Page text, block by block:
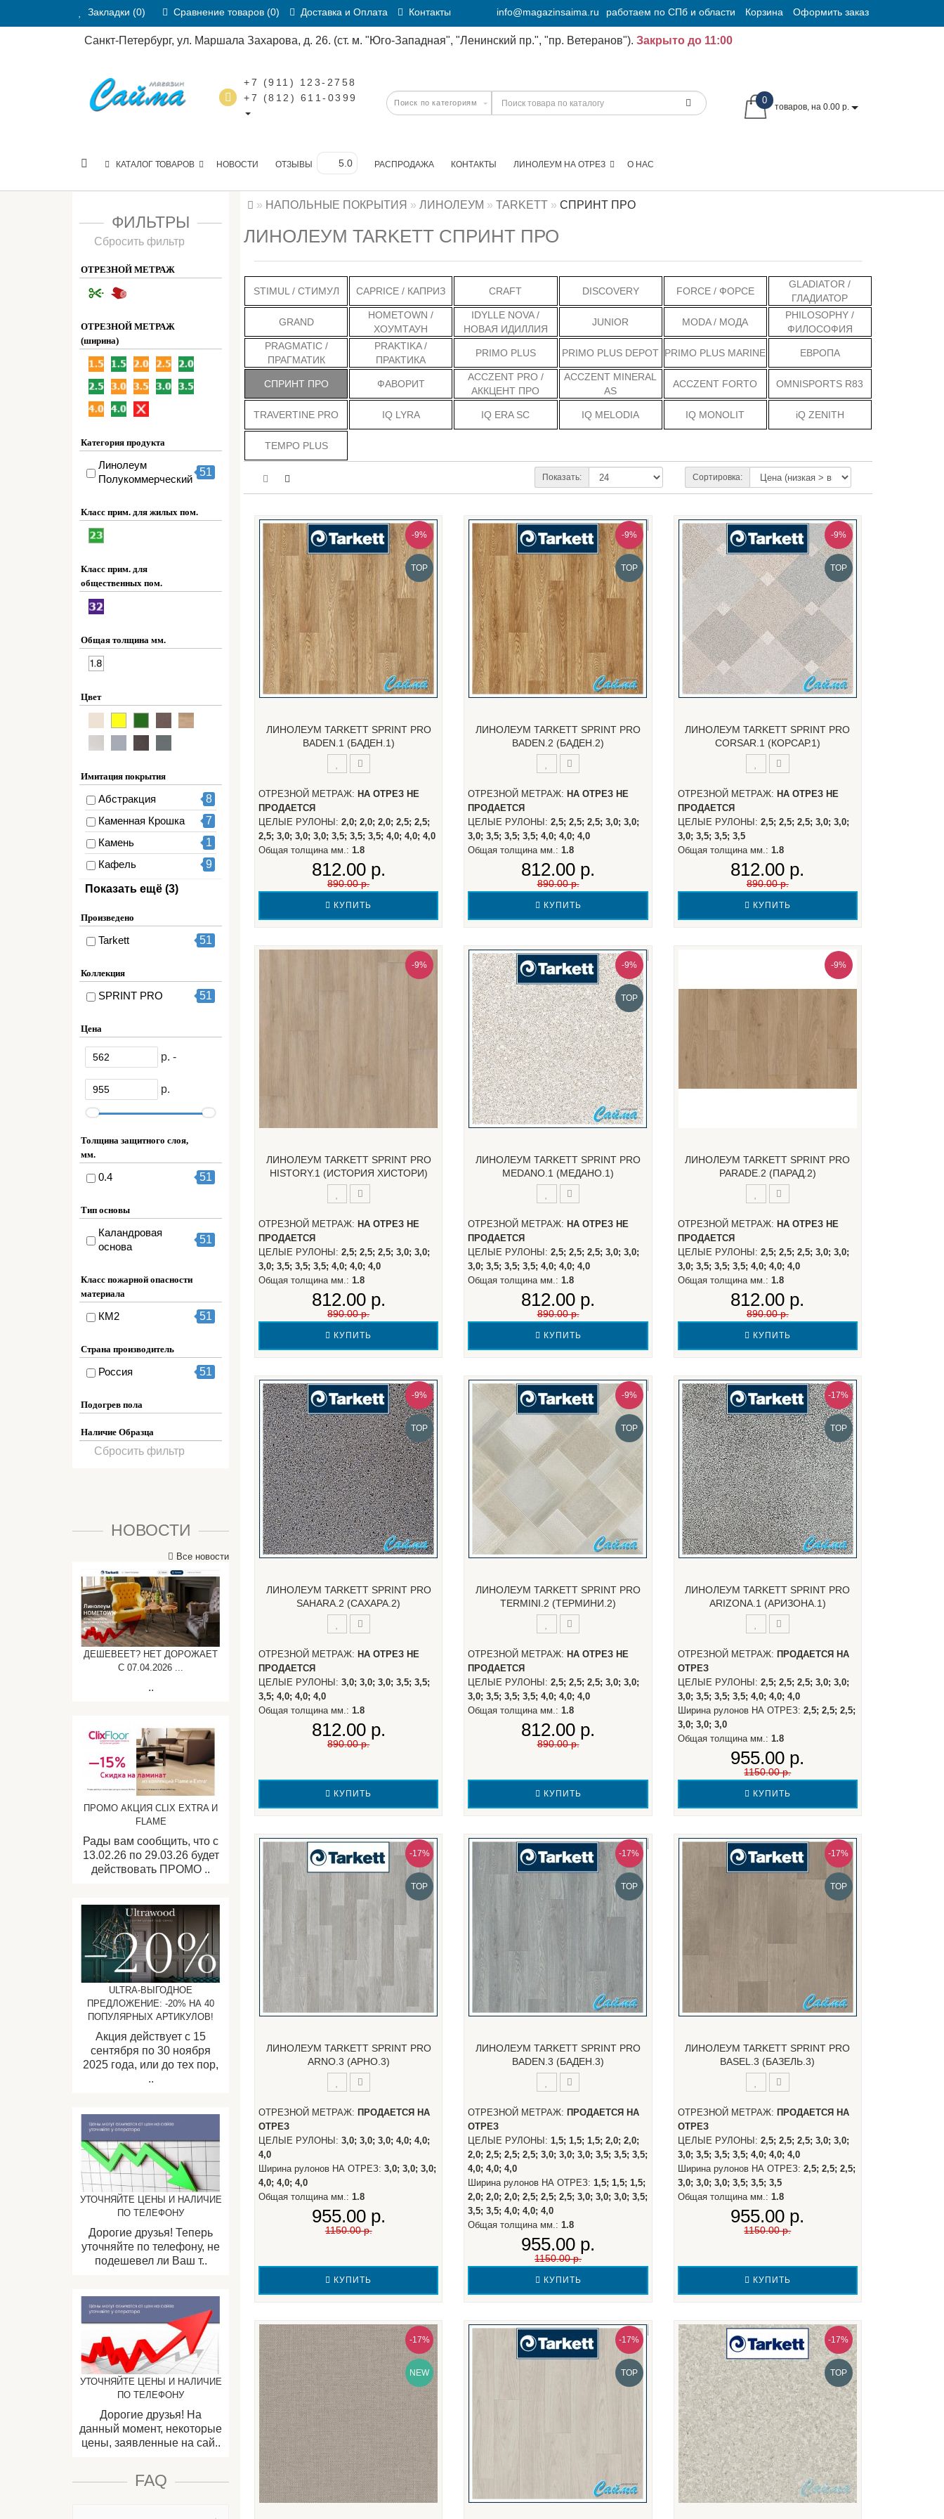
Закладки (0) Сравнение товаров (0) Доставка и Оплата Контакты info@magazinsaima.ru работаем по СПб и области Корзина Оформить заказ
Санкт-Петербург, ул. Маршала Захарова, д. 26. (ст. м. "Юго-Западная", "Ленинский пр.", "пр. Ветеранов"). Закрыто до 11:00
+7 (911) 123-2758
+7 (812) 611-0399
0
товаров, на 0.00 р.
КАТАЛОГ ТОВАРОВ НОВОСТИ ОТЗЫВЫ РАСПРОДАЖА КОНТАКТЫ О НАС
ЛИНОЛЕУМ НА ОТРЕЗ
ФИЛЬТРЫ
Сбросить фильтр
ОТРЕЗНОЙ МЕТРАЖ
ОТРЕЗНОЙ МЕТРАЖ
(ширина)
Категория продукта
Линолеум
Полукоммерческий
51
Класс прим. для жилых пом.
Класс прим. для
общественных пом.
Общая толщина мм.
Цвет
Имитация покрытия
Абстракция
8
Каменная Крошка
7
Камень
1
Кафель
9
Паркетная Доска
Ткань
1
Показать ещё (3)
Произведено
Tarkett 51
Коллекция
SPRINT PRO 51
Цена
р. -
р.
Толщина защитного слоя,
мм.
0.4 51
Тип основы
Каландровая
основа
51
Класс пожарной опасности
материала
КМ2 51
Страна производитель
Россия 51
Подогрев пола
Наличие Образца
Сбросить фильтр
НОВОСТИ
Все новости
ДЕШЕВЕЕТ? НЕТ ДОРОЖАЕТ
C 07.04.2026 ...
..
ПРОМО АКЦИЯ CLIX EXTRA И
FLAME
Рады вам сообщить, что с
13.02.26 по 29.03.26 будет
действовать ПРОМО ..
ULTRA-ВЫГОДНОЕ
ПРЕДЛОЖЕНИЕ: -20% НА 40
ПОПУЛЯРНЫХ АРТИКУЛОВ!
Акция действует с 15
сентября по 30 ноября
2025 года, или до тех пор,
..
УТОЧНЯЙТЕ ЦЕНЫ И НАЛИЧИЕ
ПО ТЕЛЕФОНУ
Дорогие друзья! Теперь
уточняйте по телефону, не
подешевел ли Ваш т..
УТОЧНЯЙТЕ ЦЕНЫ И НАЛИЧИЕ
ПО ТЕЛЕФОНУ
Дорогие друзья! На
данный момент, некоторые
цены, заявленные на сай..
FAQ
НАПОЛЬНЫЕ ПОКРЫТИЯ ЛИНОЛЕУМ TARKETT СПРИНТ ПРО
ЛИНОЛЕУМ TARKETT СПРИНТ ПРО
STIMUL / СТИМУЛ CAPRICE / КАПРИЗ CRAFT DISCOVERY FORCE / ФОРСЕ
GLADIATOR /
ГЛАДИАТОР
GRAND
HOMETOWN /
ХОУМТАУН
IDYLLE NOVA /
НОВАЯ ИДИЛЛИЯ
JUNIOR MODA / МОДА
PHILOSOPHY /
ФИЛОСОФИЯ
PRAGMATIC /
ПРАГМАТИК
PRAKTIKA /
ПРАКТИКА
PRIMO PLUS PRIMO PLUS DEPOT PRIMO PLUS MARINE ЕВРОПА
СПРИНТ ПРО ФАВОРИТ
ACCZENT PRO /
АККЦЕНТ ПРО
ACCZENT MINERAL
AS
ACCZENT FORTO OMNISPORTS R83
TRAVERTINE PRO IQ LYRA IQ ERA SC IQ MELODIA IQ MONOLIT iQ ZENITH
TEMPO PLUS
Сортировка:
Показать:
-9%
TOP
ЛИНОЛЕУМ TARKETT SPRINT PRO
BADEN.1 (БАДЕН.1)
ОТРЕЗНОЙ МЕТРАЖ: НА ОТРЕЗ НЕ
ПРОДАЕТСЯ
ЦЕЛЫЕ РУЛОНЫ:2,0; 2,0; 2,0; 2,5; 2,5;
2,5; 3,0; 3,0; 3,0; 3,5; 3,5; 3,5; 4,0; 4,0; 4,0
Общая толщина мм.:1.8
812.00 р.
890.00 р.
КУПИТЬ
-9%
TOP
ЛИНОЛЕУМ TARKETT SPRINT PRO
BADEN.2 (БАДЕН.2)
ОТРЕЗНОЙ МЕТРАЖ: НА ОТРЕЗ НЕ
ПРОДАЕТСЯ
ЦЕЛЫЕ РУЛОНЫ:2,5; 2,5; 2,5; 3,0; 3,0;
3,0; 3,5; 3,5; 3,5; 4,0; 4,0; 4,0
Общая толщина мм.:1.8
812.00 р.
890.00 р.
КУПИТЬ
-9%
TOP
ЛИНОЛЕУМ TARKETT SPRINT PRO
CORSAR.1 (КОРСАР.1)
ОТРЕЗНОЙ МЕТРАЖ: НА ОТРЕЗ НЕ
ПРОДАЕТСЯ
ЦЕЛЫЕ РУЛОНЫ: 2,5; 2,5; 2,5; 3,0; 3,0;
3,0; 3,5; 3,5; 3,5
Общая толщина мм.: 1.8
812.00 р.
890.00 р.
КУПИТЬ
-9%
ЛИНОЛЕУМ TARKETT SPRINT PRO
HISTORY.1 (ИСТОРИЯ ХИСТОРИ)
ОТРЕЗНОЙ МЕТРАЖ: НА ОТРЕЗ НЕ
ПРОДАЕТСЯ
ЦЕЛЫЕ РУЛОНЫ:2,5; 2,5; 2,5; 3,0; 3,0;
3,0; 3,5; 3,5; 3,5; 4,0; 4,0; 4,0
Общая толщина мм.:1.8
812.00 р.
890.00 р.
КУПИТЬ
-9%
TOP
ЛИНОЛЕУМ TARKETT SPRINT PRO
MEDANO.1 (МЕДАНО.1)
ОТРЕЗНОЙ МЕТРАЖ: НА ОТРЕЗ НЕ
ПРОДАЕТСЯ
ЦЕЛЫЕ РУЛОНЫ:2,5; 2,5; 2,5; 3,0; 3,0;
3,0; 3,5; 3,5; 3,5; 4,0; 4,0; 4,0
Общая толщина мм.:1.8
812.00 р.
890.00 р.
КУПИТЬ
-9%
ЛИНОЛЕУМ TARKETT SPRINT PRO
PARADE.2 (ПАРАД.2)
ОТРЕЗНОЙ МЕТРАЖ: НА ОТРЕЗ НЕ
ПРОДАЕТСЯ
ЦЕЛЫЕ РУЛОНЫ: 2,5; 2,5; 2,5; 3,0; 3,0;
3,0; 3,5; 3,5; 3,5; 4,0; 4,0; 4,0
Общая толщина мм.: 1.8
812.00 р.
890.00 р.
КУПИТЬ
-9%
TOP
ЛИНОЛЕУМ TARKETT SPRINT PRO
SAHARA.2 (САХАРА.2)
ОТРЕЗНОЙ МЕТРАЖ: НА ОТРЕЗ НЕ
ПРОДАЕТСЯ
ЦЕЛЫЕ РУЛОНЫ:3,0; 3,0; 3,0; 3,5; 3,5;
3,5; 4,0; 4,0; 4,0
Общая толщина мм.:1.8
812.00 р.
890.00 р.
КУПИТЬ
-9%
TOP
ЛИНОЛЕУМ TARKETT SPRINT PRO
TERMINI.2 (ТЕРМИНИ.2)
ОТРЕЗНОЙ МЕТРАЖ: НА ОТРЕЗ НЕ
ПРОДАЕТСЯ
ЦЕЛЫЕ РУЛОНЫ:2,5; 2,5; 2,5; 3,0; 3,0;
3,0; 3,5; 3,5; 3,5; 4,0; 4,0; 4,0
Общая толщина мм.:1.8
812.00 р.
890.00 р.
КУПИТЬ
-17%
TOP
ЛИНОЛЕУМ TARKETT SPRINT PRO
ARIZONA.1 (АРИЗОНА.1)
ОТРЕЗНОЙ МЕТРАЖ: ПРОДАЕТСЯ НА
ОТРЕЗ
ЦЕЛЫЕ РУЛОНЫ: 2,5; 2,5; 2,5; 3,0; 3,0;
3,0; 3,5; 3,5; 3,5; 4,0; 4,0; 4,0
Ширина рулонов НА ОТРЕЗ: 2,5; 2,5; 2,5;
3,0; 3,0; 3,0
Общая толщина мм.: 1.8
955.00 р.
1150.00 р.
КУПИТЬ
-17%
TOP
ЛИНОЛЕУМ TARKETT SPRINT PRO
ARNO.3 (АРНО.3)
ОТРЕЗНОЙ МЕТРАЖ: ПРОДАЕТСЯ НА
ОТРЕЗ
ЦЕЛЫЕ РУЛОНЫ:3,0; 3,0; 3,0; 4,0; 4,0;
4,0
Ширина рулонов НА ОТРЕЗ:3,0; 3,0; 3,0;
4,0; 4,0; 4,0
Общая толщина мм.:1.8
955.00 р.
1150.00 р.
КУПИТЬ
-17%
TOP
ЛИНОЛЕУМ TARKETT SPRINT PRO
BADEN.3 (БАДЕН.3)
ОТРЕЗНОЙ МЕТРАЖ: ПРОДАЕТСЯ НА
ОТРЕЗ
ЦЕЛЫЕ РУЛОНЫ:1,5; 1,5; 1,5; 2,0; 2,0;
2,0; 2,5; 2,5; 2,5; 3,0; 3,0; 3,0; 3,5; 3,5; 3,5;
4,0; 4,0; 4,0
Ширина рулонов НА ОТРЕЗ:1,5; 1,5; 1,5;
2,0; 2,0; 2,0; 2,5; 2,5; 2,5; 3,0; 3,0; 3,0; 3,5;
3,5; 3,5; 4,0; 4,0; 4,0
Общая толщина мм.:1.8
955.00 р.
1150.00 р.
КУПИТЬ
-17%
TOP
ЛИНОЛЕУМ TARKETT SPRINT PRO
BASEL.3 (БАЗЕЛЬ.3)
ОТРЕЗНОЙ МЕТРАЖ: ПРОДАЕТСЯ НА
ОТРЕЗ
ЦЕЛЫЕ РУЛОНЫ: 2,5; 2,5; 2,5; 3,0; 3,0;
3,0; 3,5; 3,5; 3,5; 4,0; 4,0; 4,0
Ширина рулонов НА ОТРЕЗ: 2,5; 2,5; 2,5;
3,0; 3,0; 3,0; 3,5; 3,5; 3,5
Общая толщина мм.: 1.8
955.00 р.
1150.00 р.
КУПИТЬ
-17%
NEW
-17%
TOP
-17%
TOP